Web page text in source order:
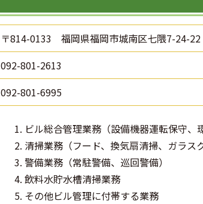
〒814-0133 福岡県福岡市城南区七隈7-24-22
092-801-2613
092-801-6995
ビル総合管理業務（設備機器運転保守、
清掃業務（フード、換気扇清掃、ガラス
警備業務（常駐警備、巡回警備）
飲料水貯水槽清掃業務
その他ビル管理に付帯する業務